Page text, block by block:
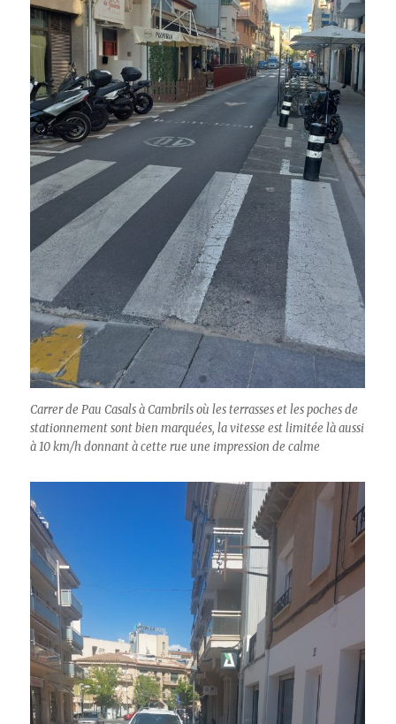
Carrer de Pau Casals à Cambrils où les terrasses et les poches de
stationnement sont bien marquées, la vitesse est limitée là aussi
à 10 km/h donnant à cette rue une impression de calme